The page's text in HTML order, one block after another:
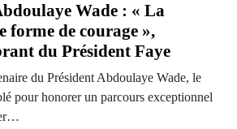
Wade : « La
forme de courage »,
du Président Faye
du Président Abdoulaye Wade, le
pour honorer un parcours exceptionnel